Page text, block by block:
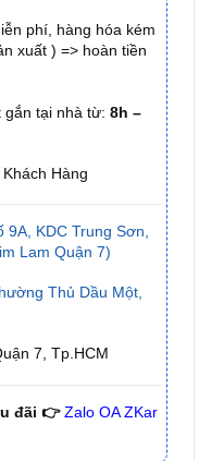
phí, hàng hóa kém
xuất ) => hoàn tiền
gắn tại nhà từ: 8h –
Hàng
KDC Trung Sơn,
Lam Quận 7)
Thủ Dầu Một,
7, Tp.HCM
đãi 👉 Zalo OA ZKar